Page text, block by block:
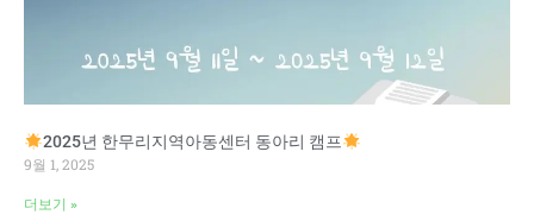
2025년 한무리지역아동센터 동아리 캠프
9월 1, 2025
더보기 »